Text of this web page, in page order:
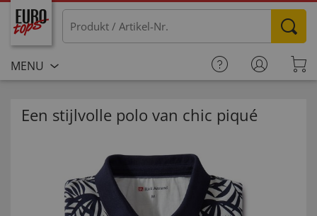
MENU
Een stijlvolle polo van chic piqué